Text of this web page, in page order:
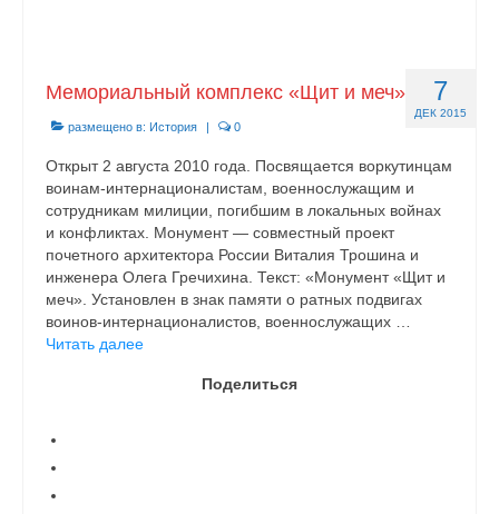
7
ДЕК 2015
Мемориальный комплекс «Щит и меч»
размещено в: История | 0
Открыт 2 августа 2010 года. Посвящается воркутинцам
воинам-интернационалистам, военнослужащим и
сотрудникам милиции, погибшим в локальных войнах
и конфликтах. Монумент — совместный проект
почетного архитектора России Виталия Трошина и
инженера Олега Гречихина. Текст: «Монумент «Щит и
меч». Установлен в знак памяти о ратных подвигах
воинов-интернационалистов, военнослужащих …
Читать далее
Поделиться